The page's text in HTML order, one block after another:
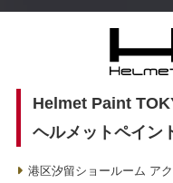
Helmet Paint
ヘルメットペイン
港区汐留ショールーム ア